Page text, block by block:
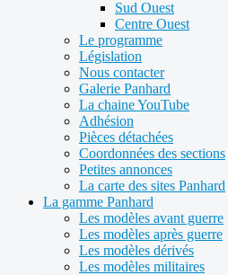
Sud Ouest
Centre Ouest
Le programme
Législation
Nous contacter
Galerie Panhard
La chaine YouTube
Adhésion
Pièces détachées
Coordonnées des sections
Petites annonces
La carte des sites Panhard
La gamme Panhard
Les modèles avant guerre
Les modèles après guerre
Les modèles dérivés
Les modèles militaires